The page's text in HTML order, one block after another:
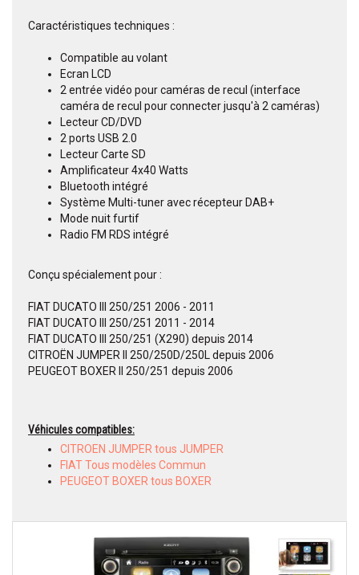
Caractéristiques techniques :
Compatible au volant
Ecran LCD
2 entrée vidéo pour caméras de recul (interface
caméra de recul pour connecter jusqu'à 2 caméras)
Lecteur CD/DVD
2 ports USB 2.0
Lecteur Carte SD
Amplificateur 4x40 Watts
Bluetooth intégré
Système Multi-tuner avec récepteur DAB+
Mode nuit furtif
Radio FM RDS intégré
Conçu spécialement pour :
FIAT DUCATO III 250/251 2006 - 2011
FIAT DUCATO III 250/251 2011 - 2014
FIAT DUCATO III 250/251 (X290) depuis 2014
CITROËN JUMPER II 250/250D/250L depuis 2006
PEUGEOT BOXER II 250/251 depuis 2006
Véhicules compatibles:
CITROEN JUMPER tous JUMPER
FIAT Tous modèles Commun
PEUGEOT BOXER tous BOXER